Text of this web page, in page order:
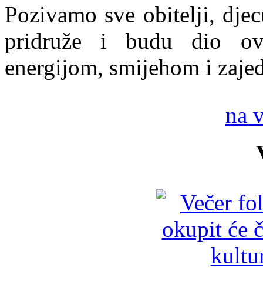
Pozivamo sve obitelji,
pridruže i budu dio
energijom, smijehom i
na